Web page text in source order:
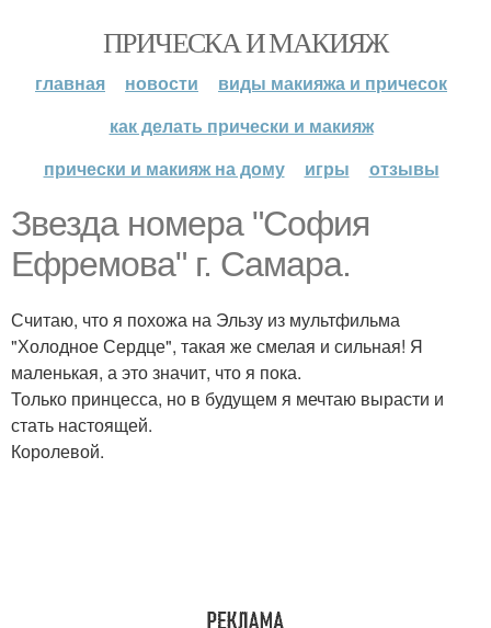
ПРИЧЕСКА И МАКИЯЖ
главная новости
виды макияжа и причесок
как делать прически и макияж
прически и макияж на дому
игры отзывы
Звезда номера "София
Ефремова" г. Самара.
Считаю, что я похожа на Эльзу из мультфильма
"Холодное Сердце", такая же смелая и сильная! Я
маленькая, а это значит, что я пока.
Только принцесса, но в будущем я мечтаю вырасти и
стать настоящей.
Королевой.